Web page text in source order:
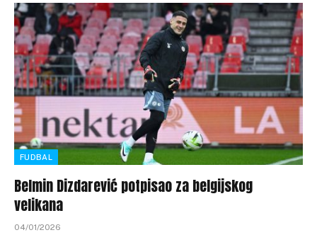
FUDBAL
Belmin Dizdarević potpisao za belgijskog
velikana
04/01/2026